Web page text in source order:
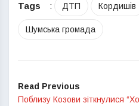
Tags : ДТП Кордишів
Шумська громада
Read Previous
Поблизу Козови зіткнулися